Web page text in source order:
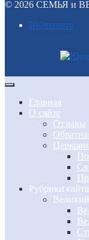
© 2026 СЕМЬЯ и
BКонтакте
Главная
О сайте
Отзывы
Рубрики сайта